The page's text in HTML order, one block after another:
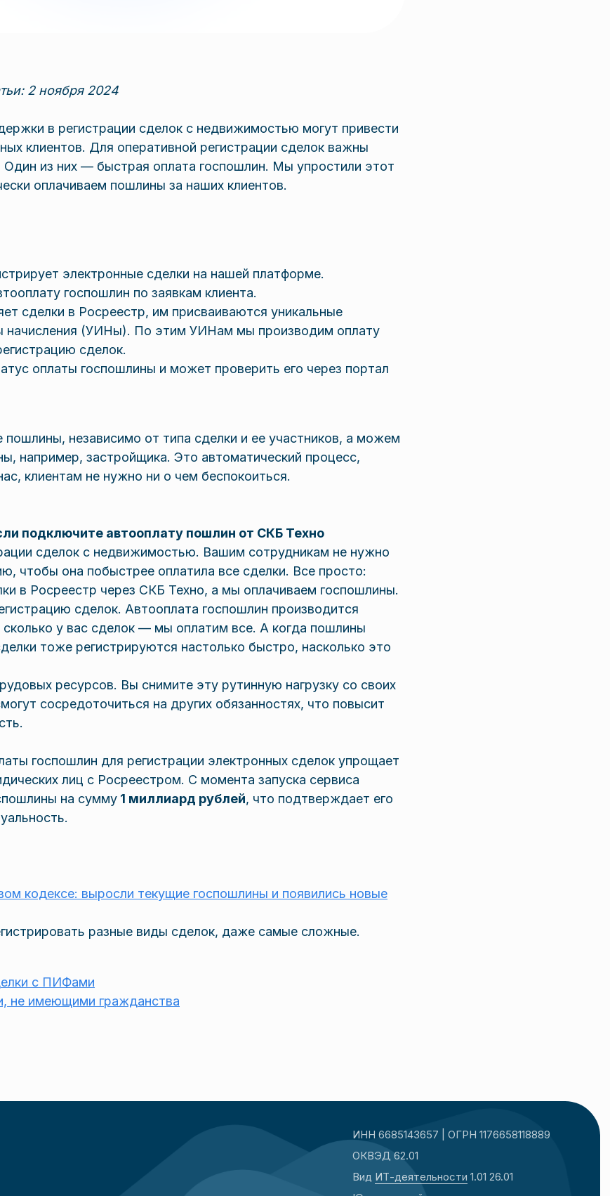
2 ноября 2024
в регистрации сделок с недвижимостью могут привести
клиентов. Для оперативной регистрации сделок важны
Один из них — быстрая оплата госпошлин. Мы упростили этот
оплачиваем пошлины за наших клиентов.
электронные сделки на нашей платформе.
госпошлин по заявкам клиента.
сделки в Росреестр, им присваиваются уникальные
начисления (УИНы). По этим УИНам мы производим оплату
сделок.
оплаты госпошлины и может проверить его через портал
независимо от типа сделки и ее участников, а можем
например, застройщика. Это автоматический процесс,
клиентам не нужно ни о чем беспокоиться.
подключите автооплату пошлин от СКБ Техно
сделок с недвижимостью. Вашим сотрудникам не нужно
чтобы она побыстрее оплатила все сделки. Все просто:
в Росреестр через СКБ Техно, а мы оплачиваем госпошлины.
сделок. Автооплата госпошлин производится
у вас сделок — мы оплатим все. А когда пошлины
тоже регистрируются настолько быстро, насколько это
ресурсов. Вы снимите эту рутинную нагрузку со своих
сосредоточиться на других обязанностях, что повысит
госпошлин для регистрации электронных сделок упрощает
лиц с Росреестром. С момента запуска сервиса
на сумму 1 миллиард рублей, что подтверждает его
кодексе: выросли текущие госпошлины и появились новые
разные виды сделок, даже самые сложные.
с ПИФами
не имеющими гражданства
ИНН 6685143657 | ОГРН 1176658118889
ОКВЭД 62.01
Вид ИТ-деятельности 1.01 26.01